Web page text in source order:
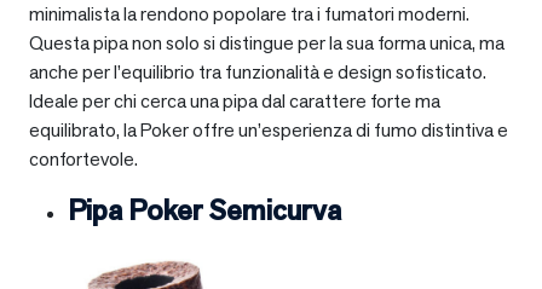
minimalista la rendono popolare tra i fumatori moderni.
Questa pipa non solo si distingue per la sua forma unica, ma
anche per l’equilibrio tra funzionalità e design sofisticato.
Ideale per chi cerca una pipa dal carattere forte ma
equilibrato, la Poker offre un’esperienza di fumo distintiva e
confortevole.
Pipa Poker Semicurva